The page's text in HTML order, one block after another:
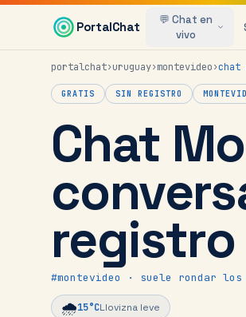
Saltar al contenido principal
PortalChat
💬 Chat en
vivo
portalchat›uruguay›montevideo›chat
GRATIS SIN REGISTRO
Chat
registro
#montevideo · suele rondar los
🌧️15°CLlovizna leve